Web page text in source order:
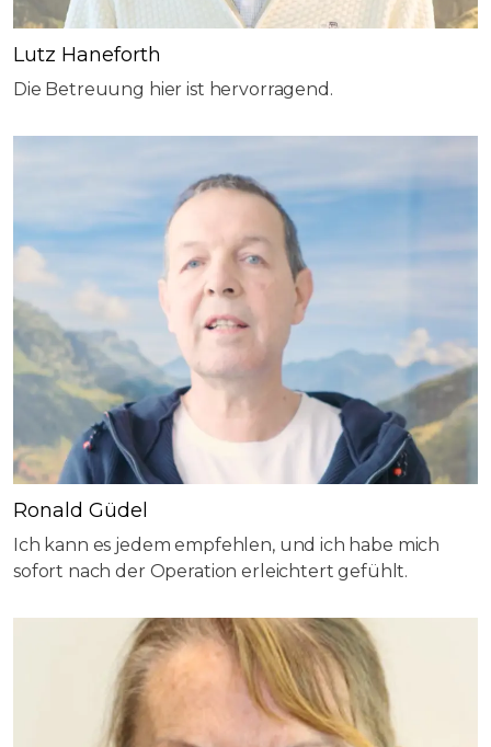
Lutz Haneforth
Die Betreuung hier ist hervorragend .
Ronald Güdel
Ich kann es jedem empfehlen, und ich habe mich
sofort nach der Operation erleichtert gefühlt.